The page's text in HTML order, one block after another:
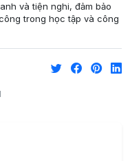
và tiện nghi, đảm bảo
trong học tập và công